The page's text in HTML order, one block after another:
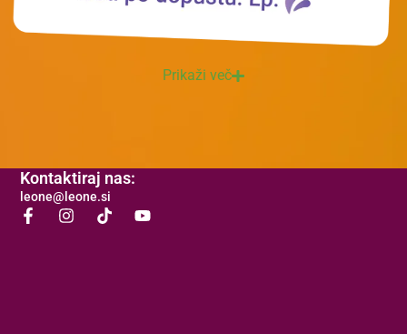
Prikaži več
Kontaktiraj nas:
leone@leone.si